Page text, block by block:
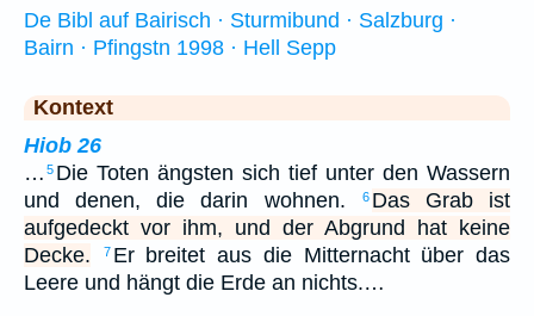
De Bibl auf Bairisch · Sturmibund · Salzburg ·
Bairn · Pfingstn 1998 · Hell Sepp
Kontext
Hiob 26
… 5 Die Toten ängsten sich tief unter den Wassern
und denen, die darin wohnen.
6 Das Grab ist
aufgedeckt vor ihm, und der Abgrund hat keine
Decke.
7 Er breitet aus die Mitternacht über das
Leere und hängt die Erde an nichts.…